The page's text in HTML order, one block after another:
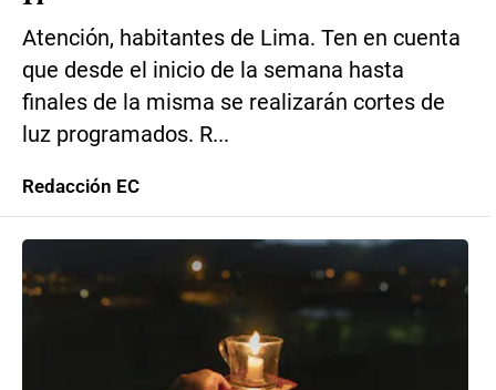
Atención, habitantes de Lima. Ten en cuenta
que desde el inicio de la semana hasta
finales de la misma se realizarán cortes de
luz programados. R...
Redacción EC